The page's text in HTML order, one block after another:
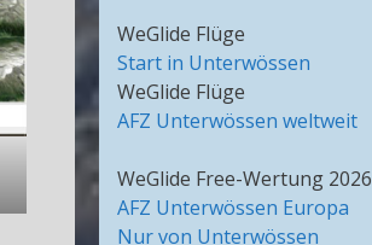
WeGlide Flüge
Start in Unterwössen
WeGlide Flüge
AFZ Unterwössen weltweit
WeGlide Free-Wertung 2026
AFZ Unterwössen Europa
Nur von Unterwössen